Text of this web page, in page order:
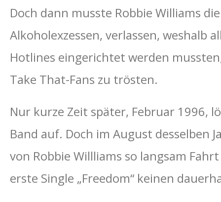
Doch dann musste Robbie Williams
Alkoholexzessen, verlassen, weshalb
Hotlines eingerichtet werden
Take That-Fans zu trösten.
Nur kurze Zeit später, Februar 1996,
Band auf. Doch im August desselben
von Robbie Willliams so langsam
erste Single „Freedom“ keinen